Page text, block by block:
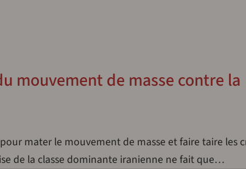
mouvement de masse contre la
mater le mouvement de masse et faire taire les
de la classe dominante iranienne ne fait que…